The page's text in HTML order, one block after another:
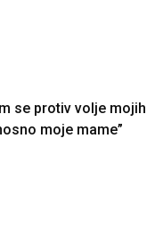
se protiv volje mojih
moje mame”